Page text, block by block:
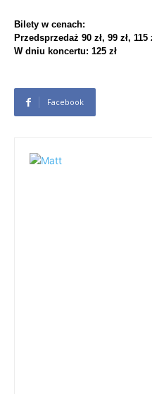
Bilety w cenach:
Przedsprzedaż 90 zł, 99 zł,
W dniu koncertu: 125 zł
Facebook